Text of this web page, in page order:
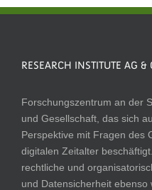
RESEARCH INSTITUTE AG &
Forschungszentrum an der
und Gesellschaft, das sich
Perspektive mit Fragen des
digitalen Zeitalter
rechtliche und
und Datensicherheit ebenso